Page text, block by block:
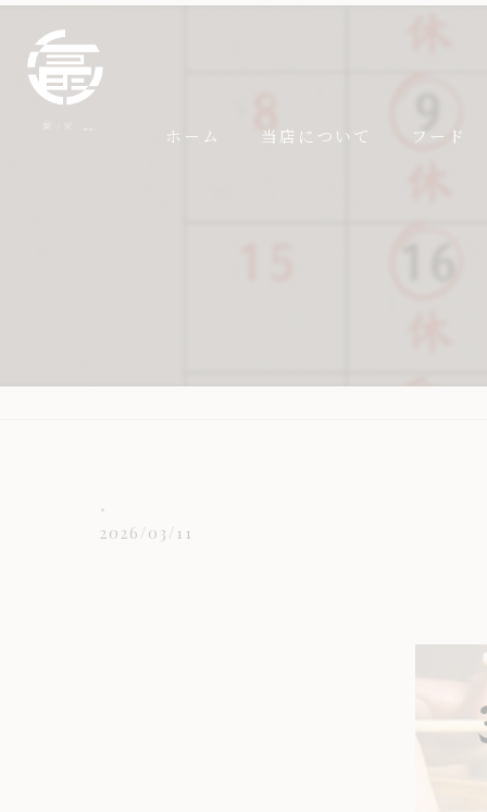
ホーム 当店について フード
.
2026/03/11